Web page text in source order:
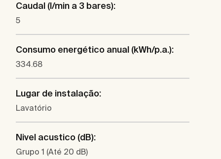
Caudal (l/min a 3 bares):
5
Consumo energético anual (kWh/p.a.):
334.68
Lugar de instalação:
Lavatório
Nivel acustico (dB):
Grupo 1 (Até 20 dB)